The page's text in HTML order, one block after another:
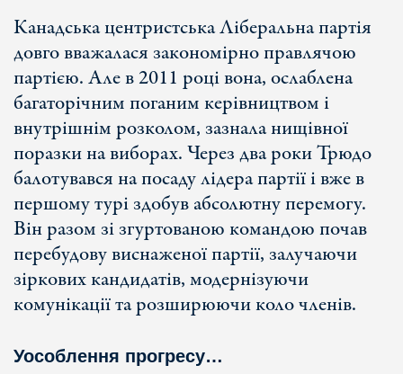
Канадська центристська Ліберальна партія
довго вважалася закономірно правлячою
партією. Але в 2011 році вона, ослаблена
багаторічним поганим керівництвом і
внутрішнім розколом, зазнала нищівної
поразки на виборах. Через два роки Трюдо
балотувався на посаду лідера партії і вже в
першому турі здобув абсолютну перемогу.
Він разом зі згуртованою командою почав
перебудову виснаженої партії, залучаючи
зіркових кандидатів, модернізуючи
комунікації та розширюючи коло членів.
Уособлення прогресу…